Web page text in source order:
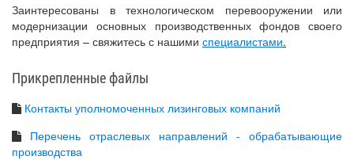
Заинтересованы в технологическом перевооружении или
модернизации основных производственных фондов своего
предприятия – свяжитесь с нашими специалистами.
Прикрепленные файлы
Контакты уполномоченных лизинговых компаний
Перечень отраслевых направлений - обрабатывающие
производства